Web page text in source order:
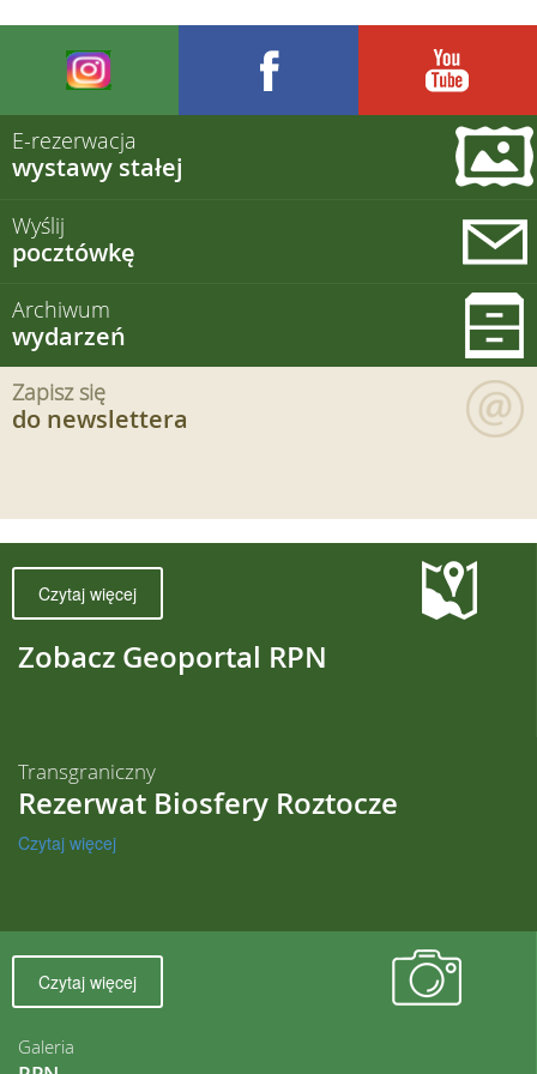
E-rezerwacja
wystawy stałej
Wyślij
pocztówkę
Archiwum
wydarzeń
Zapisz się
do newslettera
Zobacz Geoportal RPN
Czytaj więcej
Transgraniczny
Rezerwat Biosfery Roztocze
Czytaj więcej
Galeria
Czytaj więcej